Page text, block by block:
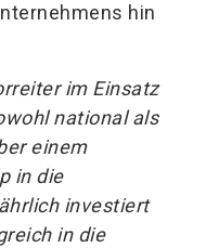
hin
im Einsatz
national als
einem
in die
investiert
in die